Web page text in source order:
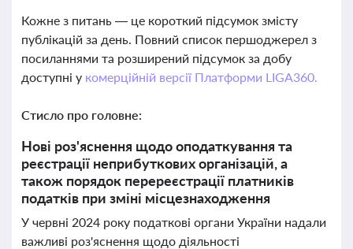
Кожне з питань — це короткий підсумок змісту
публікацій за день. Повний список першоджерел з
посиланнями та розширений підсумок за добу
доступні у комерційній версії Платформи LIGA360.
Стисло про головне:
Нові роз'яснення щодо оподаткування та
реєстрації неприбуткових організацій, а
також порядок перереєстрації платників
податків при зміні місцезнаходження
У червні 2024 року податкові органи України надали
важливі роз'яснення щодо діяльності